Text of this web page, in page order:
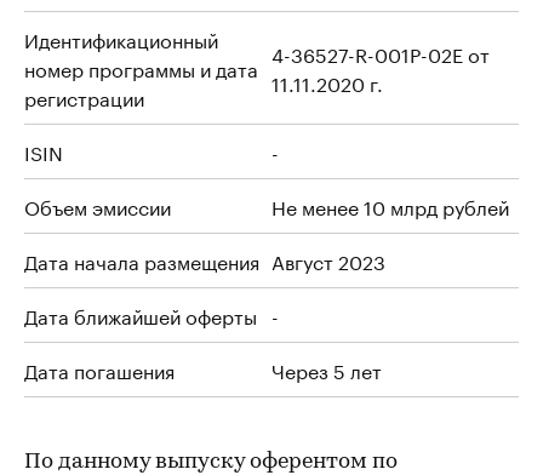
Идентификационный
номер программы и дата
регистрации
4-36527-R-001P-02E от
11.11.2020 г.
ISIN
-
Объем эмиссии
Не менее 10 млрд рублей
Дата начала размещения Август 2023
Дата ближайшей оферты -
Дата погашения
Через 5 лет
По данному выпуску оферентом по